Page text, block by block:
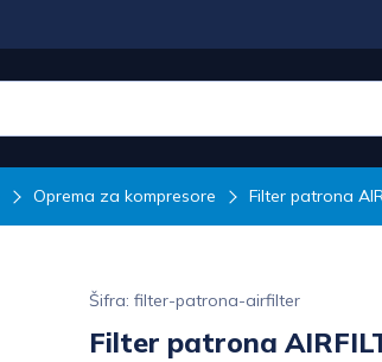
Oprema za kompresore Filter patrona
Šifra: filter-patrona-airfilter
Filter patrona